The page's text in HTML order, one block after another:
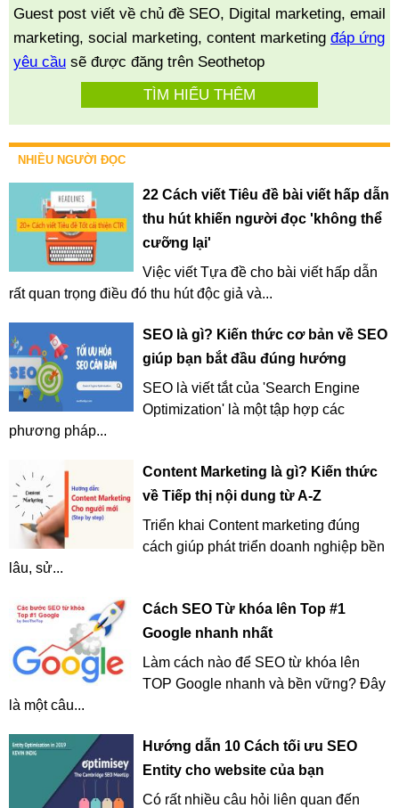
Guest post viết về chủ đề SEO, Digital marketing, email
marketing, social marketing, content marketing đáp ứng
yêu cầu sẽ được đăng trên Seothetop
TÌM HIỂU THÊM
NHIỀU NGƯỜI ĐỌC
22 Cách viết Tiêu đề bài viết hấp dẫn
thu hút khiến người đọc 'không thể
cưỡng lại'
Việc viết Tựa đề cho bài viết hấp dẫn
rất quan trọng điều đó thu hút độc giả và...
SEO là gì? Kiến thức cơ bản về SEO
giúp bạn bắt đầu đúng hướng
SEO là viết tắt của 'Search Engine
Optimization' là một tập hợp các
phương pháp...
Content Marketing là gì? Kiến thức
về Tiếp thị nội dung từ A-Z
Triển khai Content marketing đúng
cách giúp phát triển doanh nghiệp bền
lâu, sử...
Cách SEO Từ khóa lên Top #1
Google nhanh nhất
Làm cách nào để SEO từ khóa lên
TOP Google nhanh và bền vững? Đây
là một câu...
Hướng dẫn 10 Cách tối ưu SEO
Entity cho website của bạn
Có rất nhiều câu hỏi liên quan đến